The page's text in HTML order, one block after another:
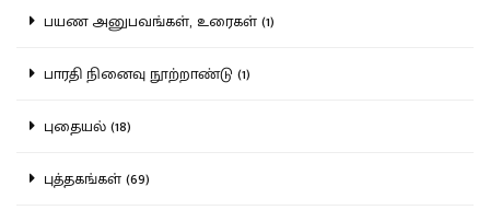
பயண அனுபவங்கள், உரைகள் (1)
பாரதி நினைவு நூற்றாண்டு (1)
புதையல் (18)
புத்தகங்கள் (69)